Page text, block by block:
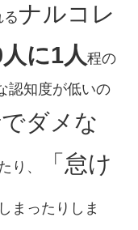
ナルコレ
に1人程の
認知度が低いの
でダメな
り、
「怠け
まったりしま